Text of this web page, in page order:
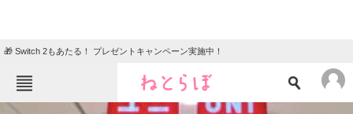
🎁 Switch 2もあたる！ プレゼントキャンペーン実施中！
ねとらぼメニュー